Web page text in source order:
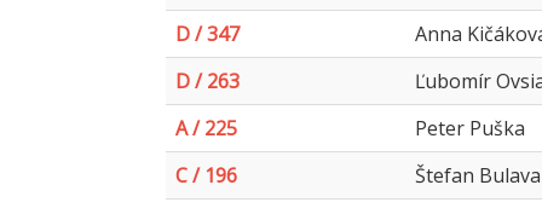
D / 347
Anna
D / 263
Ľubomír
A / 225
Peter Puška
C / 196
Štefan Bulava